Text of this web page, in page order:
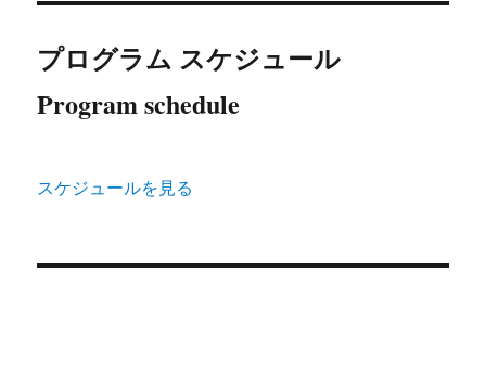
プログラム スケジュール
Program schedule
スケジュールを見る